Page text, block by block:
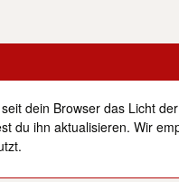
dein Browser das Licht
du ihn aktualisieren. Wir